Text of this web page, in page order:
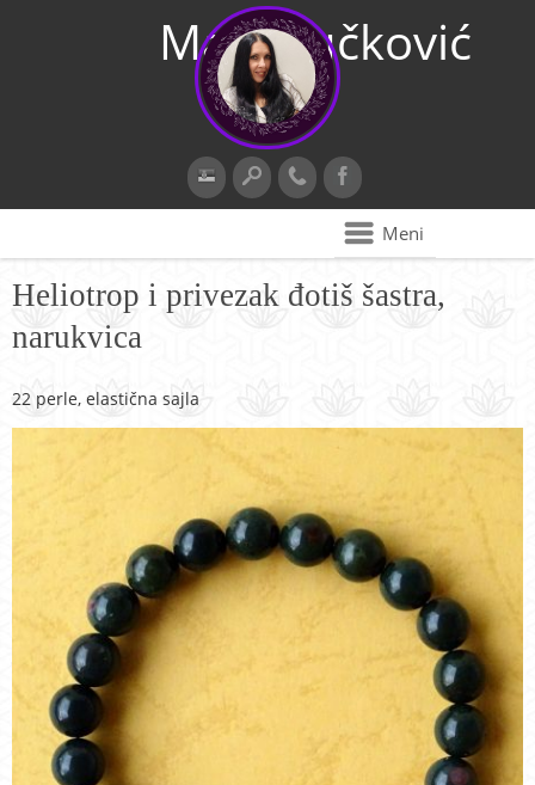
Maja Vučković
Meni
Heliotrop i privezak đotiš šastra,
narukvica
22 perle, elastična sajla